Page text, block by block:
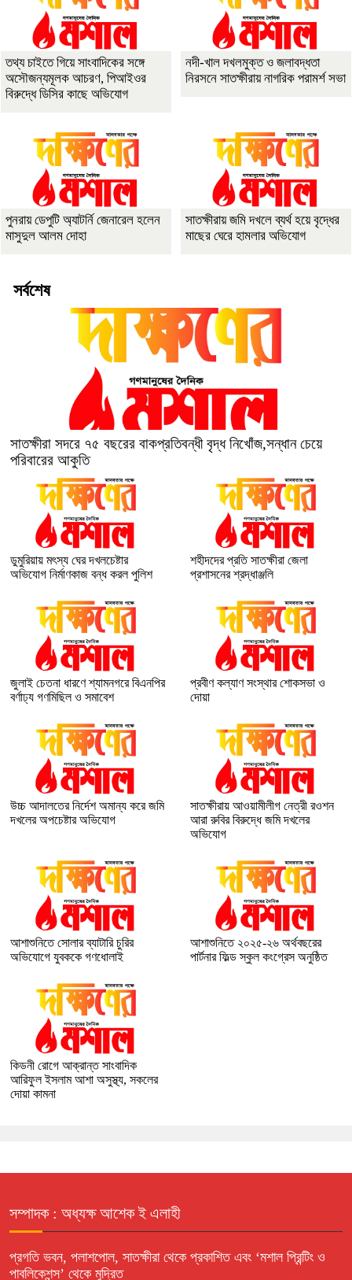
তথ্য চাইতে গিয়ে সাংবাদিকের সঙ্গে
অসৌজন্যমূলক আচরণ, পিআইওর
বিরুদ্ধে ডিসির কাছে অভিযোগ
নদী-খাল দখলমুক্ত ও জলাবদ্ধতা
নিরসনে সাতক্ষীরায় নাগরিক পরামর্শ সভা
পুনরায় ডেপুটি অ্যাটর্নি জেনারেল হলেন
মাসুদুল আলম দোহা
সাতক্ষীরায় জমি দখলে ব্যর্থ হয়ে বৃদ্ধের
মাছের ঘেরে হামলার অভিযোগ
সর্বশেষ
সাতক্ষীরা সদরে ৭৫ বছরের বাকপ্রতিবন্ধী বৃদ্ধ নিখোঁজ,সন্ধান চেয়ে
পরিবারের আকুতি
ডুমুরিয়ায় মৎস্য ঘের দখলচেষ্টার
অভিযোগ নির্মাণকাজ বন্ধ করল পুলিশ
শহীদদের প্রতি সাতক্ষীরা জেলা
প্রশাসনের শ্রদ্ধাঞ্জলি
জুলাই চেতনা ধারণে শ্যামনগরে বিএনপির
বর্ণাঢ্য গণমিছিল ও সমাবেশ
প্রবীণ কল্যাণ সংস্থার শোকসভা ও
দোয়া
উচ্চ আদালতের নির্দেশ অমান্য করে জমি
দখলের অপচেষ্টার অভিযোগ
সাতক্ষীরায় আওয়ামীলীগ নেত্রী রওশন
আরা রুবির বিরুদ্ধে জমি দখলের
অভিযোগ
আশাশুনিতে সোলার ব্যাটারি চুরির
অভিযোগে যুবককে গণধোলাই
আশাশুনিতে ২০২৫-২৬ অর্থবছরের
পার্টনার ফিল্ড স্কুল কংগ্রেস অনুষ্ঠিত
কিডনী রোগে আক্রান্ত সাংবাদিক
আরিফুল ইসলাম আশা অসুস্থ্য, সকলের
দোয়া কামনা
সম্পাদক : অধ্যক্ষ আশেক ই এলাহী
প্রগতি ভবন, পলাশপোল, সাতক্ষীরা থেকে প্রকাশিত এবং ‘মশাল প্রিন্টিং ও
পাবলিকেশন্স’ থেকে মুদ্রিত